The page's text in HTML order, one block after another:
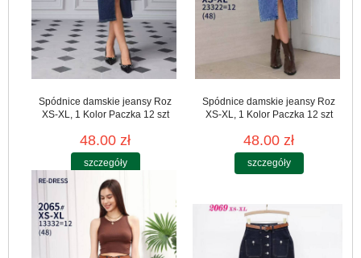
Spódnice damskie jeansy Roz
XS-XL, 1 Kolor Paczka 12 szt
48.00 zł
szczegóły
Spódnice damskie jeansy Roz
XS-XL, 1 Kolor Paczka 12 szt
48.00 zł
szczegóły